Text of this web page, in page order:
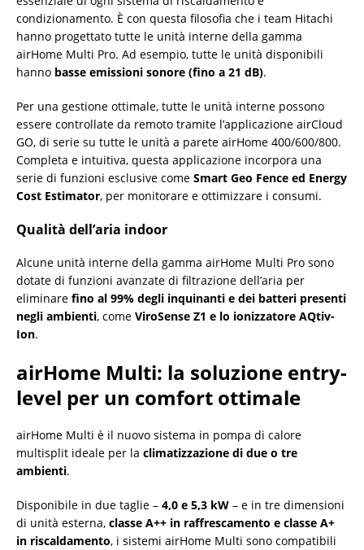
condizionamento. È con questa filosofia che i team Hitachi
hanno progettato tutte le unità interne della gamma
airHome Multi Pro. Ad esempio, tutte le unità disponibili
hanno basse emissioni sonore (fino a 21 dB).
Per una gestione ottimale, tutte le unità interne possono
essere controllate da remoto tramite l’applicazione airCloud
GO, di serie su tutte le unità a parete airHome 400/600/800.
Completa e intuitiva, questa applicazione incorpora una
serie di funzioni esclusive come Smart Geo Fence ed Energy
Cost Estimator, per monitorare e ottimizzare i consumi.
Qualità dell’aria indoor
Alcune unità interne della gamma airHome Multi Pro sono
dotate di funzioni avanzate di filtrazione dell’aria per
eliminare fino al 99% degli inquinanti e dei batteri presenti
negli ambienti, come ViroSense Z1 e lo ionizzatore AQtiv-
Ion.
airHome Multi: la soluzione entry-
level per un comfort ottimale
airHome Multi è il nuovo sistema in pompa di calore
multisplit ideale per la climatizzazione di due o tre
ambienti.
Disponibile in due taglie – 4,0 e 5,3 kW – e in tre dimensioni
di unità esterna, classe A++ in raffrescamento e classe A+
in riscaldamento, i sistemi airHome Multi sono compatibili